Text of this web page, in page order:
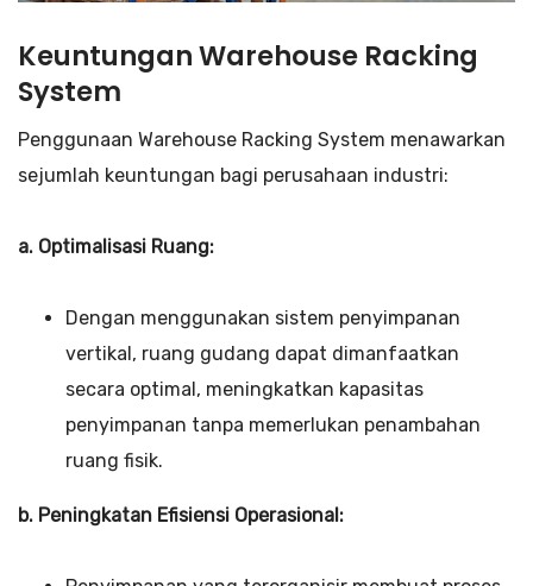
Keuntungan Warehouse Racking
System
Penggunaan Warehouse Racking System menawarkan
sejumlah keuntungan bagi perusahaan industri:
a. Optimalisasi Ruang:
Dengan menggunakan sistem penyimpanan
vertikal, ruang gudang dapat dimanfaatkan
secara optimal, meningkatkan kapasitas
penyimpanan tanpa memerlukan penambahan
ruang fisik.
b. Peningkatan Efisiensi Operasional: